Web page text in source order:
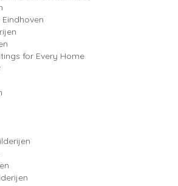
for Every Home